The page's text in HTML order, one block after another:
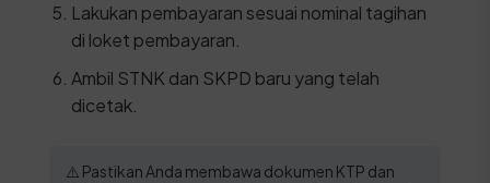
Lakukan pembayaran sesuai nominal tagihan
di loket pembayaran.
Ambil STNK dan SKPD baru yang telah
dicetak.
⚠️ Pastikan Anda membawa dokumen KTP dan